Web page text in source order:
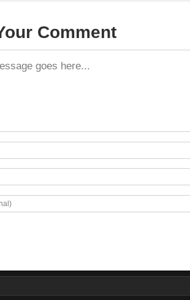
Comment